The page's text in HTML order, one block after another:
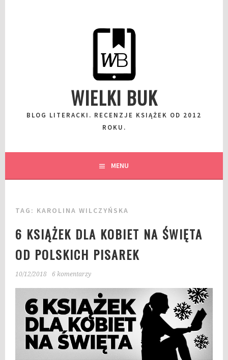
WIELKI BUK
BLOG LITERACKI. RECENZJE KSIĄŻEK OD 2012
ROKU.
MENU
TAG: KAROLINA WILCZYŃSKA
6 KSIĄŻEK DLA KOBIET NA ŚWIĘTA
OD POLSKICH PISAREK
10/12/2018 6 komentarzy